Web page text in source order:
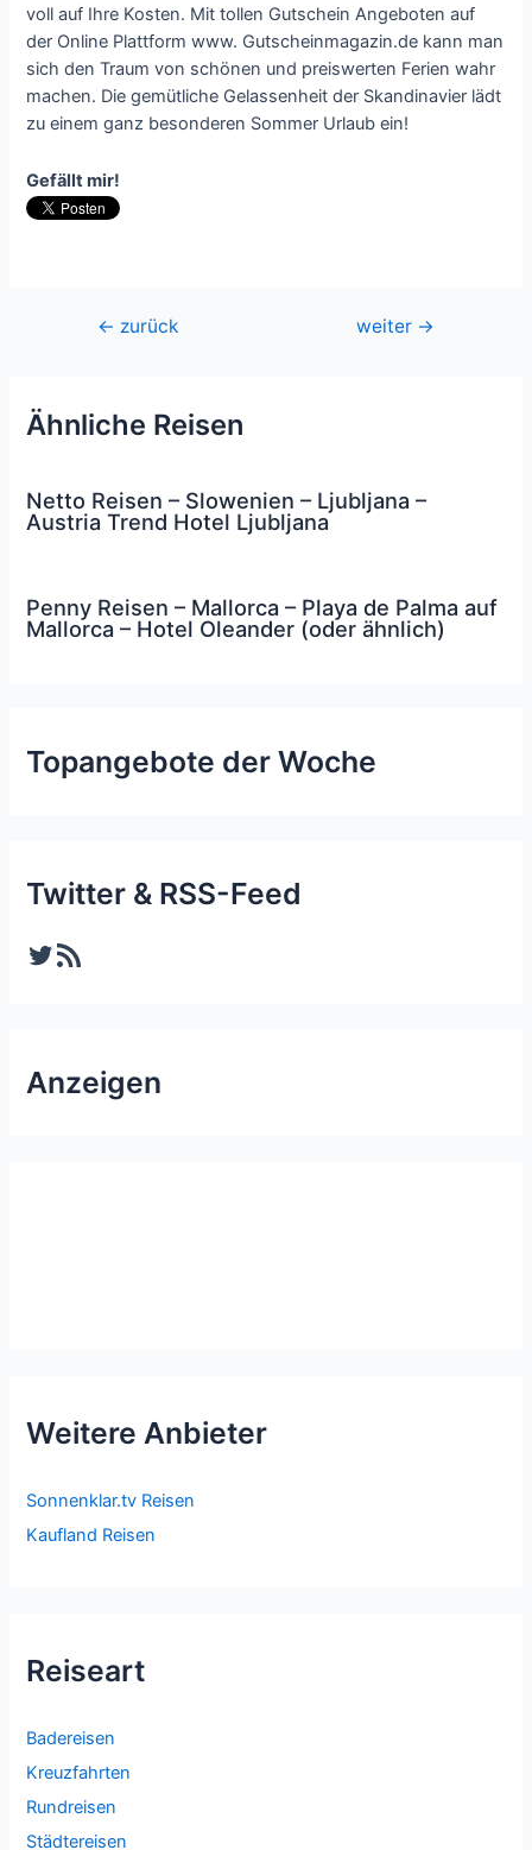
voll auf Ihre Kosten. Mit tollen Gutschein Angeboten auf
der Online Plattform www. Gutscheinmagazin.de kann man
sich den Traum von schönen und preiswerten Ferien wahr
machen. Die gemütliche Gelassenheit der Skandinavier lädt
zu einem ganz besonderen Sommer Urlaub ein!
Gefällt mir!
Beitragsnavigation
← zurück weiter →
Ähnliche Reisen
Netto Reisen – Slowenien – Ljubljana –
Austria Trend Hotel Ljubljana
Penny Reisen – Mallorca – Playa de Palma auf
Mallorca – Hotel Oleander (oder ähnlich)
Topangebote der Woche
Twitter & RSS-Feed
Twitter RSS-Feed
Anzeigen
Weitere Anbieter
Sonnenklar.tv Reisen
Kaufland Reisen
Reiseart
Badereisen
Kreuzfahrten
Rundreisen
Städtereisen